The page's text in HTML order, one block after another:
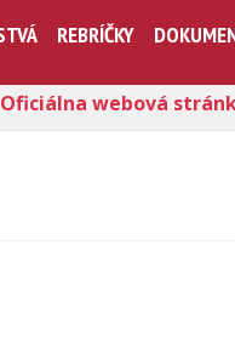
REBRÍČKY
Oficiálna webová